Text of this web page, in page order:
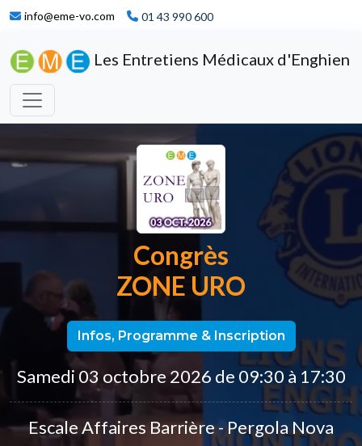
info@eme-vo.com 01 43 990 600
Les Entretiens Médicaux d'Enghien
Congrès
ZONE URO
Infos, Programme & Inscription
Samedi 03 octobre 2026 de 09:30 à 17:30
Escale Affaires Barrière - Pergola Nova